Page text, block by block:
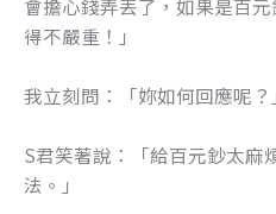
會擔心錢弄丟了，如果是百
得不嚴重！」
我立刻問：「妳如何回應呢？」
S君笑著說：「給百元鈔太麻
法。」